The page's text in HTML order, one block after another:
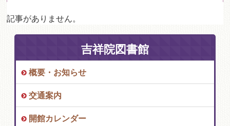
記事がありません。
吉祥院図書館
概要・お知らせ
交通案内
開館カレンダー